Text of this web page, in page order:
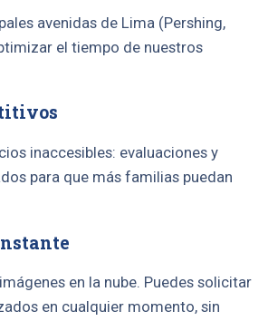
avenidas de Lima (Pershing,
el tiempo de nuestros
inaccesibles: evaluaciones y
para que más familias puedan
en la nube. Puedes solicitar
en cualquier momento, sin